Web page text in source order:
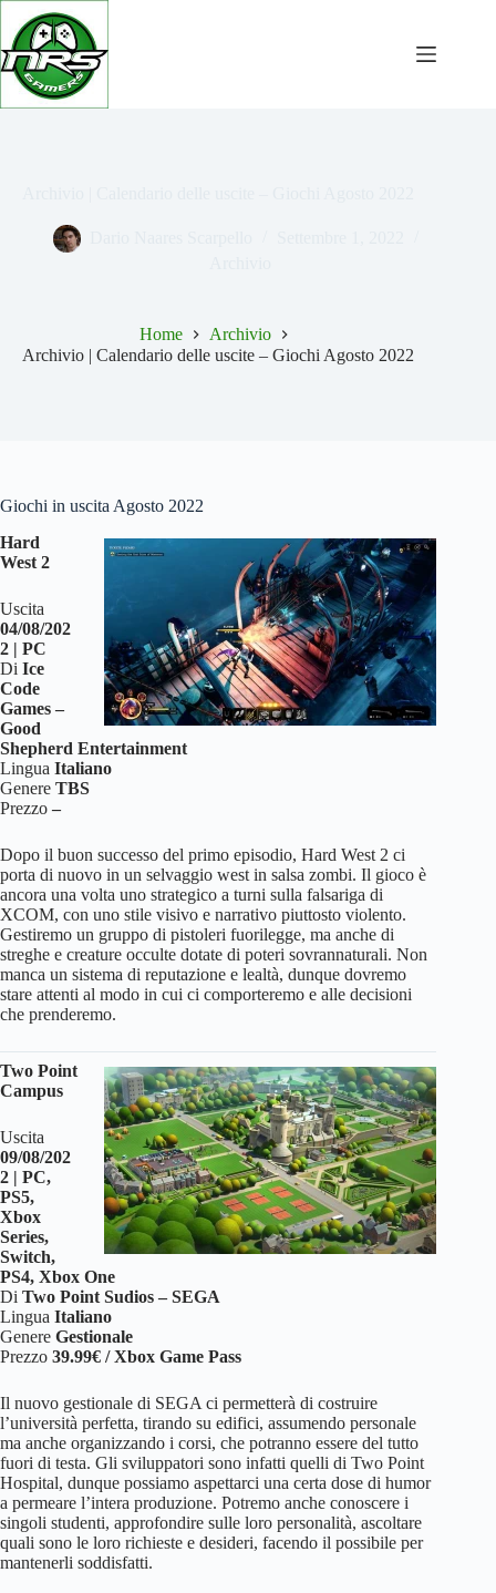
Salta
contenuto
Home
Archivio
Archivio | Calendario delle uscite – Giochi Agosto 2022
Giochi in uscita Agosto 2022
Hard
West 2
Uscita
04/08/202
2 | PC
Di Ice
Code
Games –
Good
Shepherd Entertainment
Lingua Italiano
Genere TBS
Prezzo–
Dopo il buon successo del primo episodio, Hard West 2 ci
porta di nuovo in un selvaggio west in salsa zombi. Il gioco è
ancora una volta uno strategico a turni sulla falsariga di
XCOM, con uno stile visivo e narrativo piuttosto violento.
Gestiremo un gruppo di pistoleri fuorilegge, ma anche di
streghe e creature occulte dotate di poteri sovrannaturali. Non
manca un sistema di reputazione e lealtà, dunque dovremo
stare attenti al modo in cui ci comporteremo e alle decisioni
che prenderemo.
Two Point
Campus
Uscita
09/08/202
2 | PC,
PS5,
Xbox
Series,
Switch,
PS4, Xbox One
Di Two Point Sudios – SEGA
Lingua Italiano
Genere Gestionale
Prezzo 39.99€ / Xbox Game Pass
Il nuovo gestionale di SEGA ci permetterà di costruire
l’università perfetta, tirando su edifici, assumendo personale
ma anche organizzando i corsi, che potranno essere del tutto
fuori di testa. Gli sviluppatori sono infatti quelli di Two Point
Hospital, dunque possiamo aspettarci una certa dose di humor
a permeare l’intera produzione. Potremo anche conoscere i
singoli studenti, approfondire sulle loro personalità, ascoltare
quali sono le loro richieste e desideri, facendo il possibile per
mantenerli soddisfatti.